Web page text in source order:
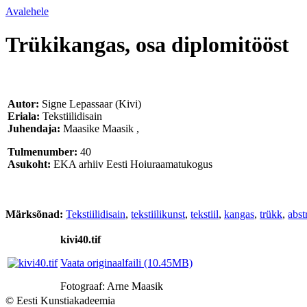
Avalehele
Trükikangas, osa diplomitööst
Autor: Signe Lepassaar (Kivi)
Eriala: Tekstiilidisain
Juhendaja: Maasike Maasik ,
Tulmenumber: 40
Asukoht: EKA arhiiv Eesti Hoiuraamatukogus
Märksõnad: Tekstiilidisain, tekstiilikunst, tekstiil, kangas, trükk,
kivi40.tif
Vaata originaalfaili (10.45MB)
Fotograaf: Arne Maasik
© Eesti Kunstiakadeemia